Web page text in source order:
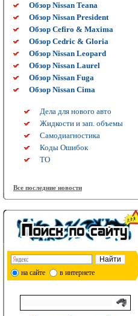
Обзор Nissan Teana
Обзор Nissan President
Обзор Cefiro & Maxima
Обзор Cedric & Gloria
Обзор Nissan Leopard
Обзор Nissan Laurel
Обзор Nissan Fuga
Обзор Nissan Cima
Дела для нового авто
Жидкости и зап. объемы
Самодиагностика
Коды Ошибок
ТО
Все последние новости
на сайте в интернете